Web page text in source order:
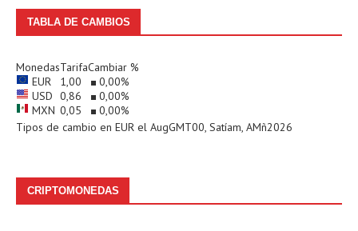
TABLA DE CAMBIOS
MonedasTarifaCambiar %
EUR
1,00 0,00%
USD 0,86 0,00%
MXN 0,05 0,00%
Tipos de cambio en EUR el AugGMT00, Satíam, AMñ2026
CRIPTOMONEDAS